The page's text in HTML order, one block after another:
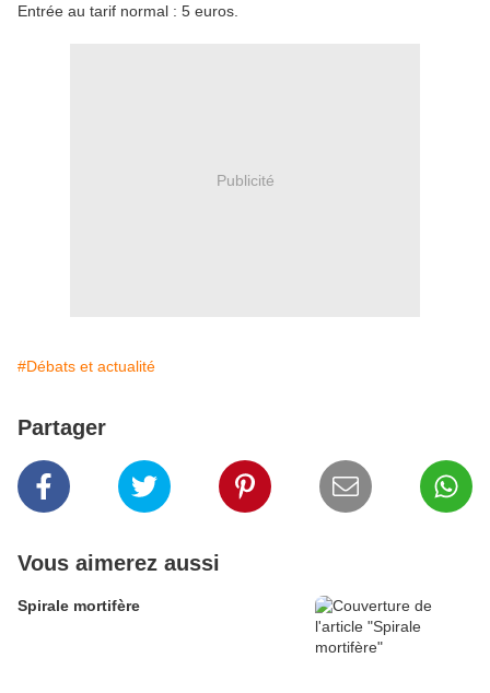
Entrée au tarif normal : 5 euros.
Publicité
#Débats et actualité
Partager
Vous aimerez aussi
Spirale mortifère